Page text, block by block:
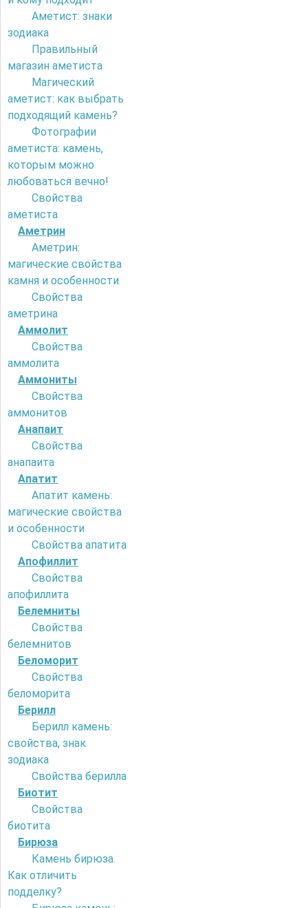
Аметист: знаки
зодиака
Правильный
магазин аметиста
Магический
аметист: как выбрать
подходящий камень?
Фотографии
аметиста: камень,
которым можно
любоваться вечно!
Свойства
аметиста
Аметрин
Аметрин:
магические свойства
камня и особенности
Свойства
аметрина
Аммолит
Свойства
аммолита
Аммониты
Свойства
аммонитов
Анапаит
Свойства
анапаита
Апатит
Апатит камень:
магические свойства
и особенности
Свойства апатита
Апофиллит
Свойства
апофиллита
Белемниты
Свойства
белемнитов
Беломорит
Свойства
беломорита
Берилл
Берилл камень:
свойства, знак
зодиака
Свойства берилла
Биотит
Свойства
биотита
Бирюза
Камень бирюза.
Как отличить
подделку?